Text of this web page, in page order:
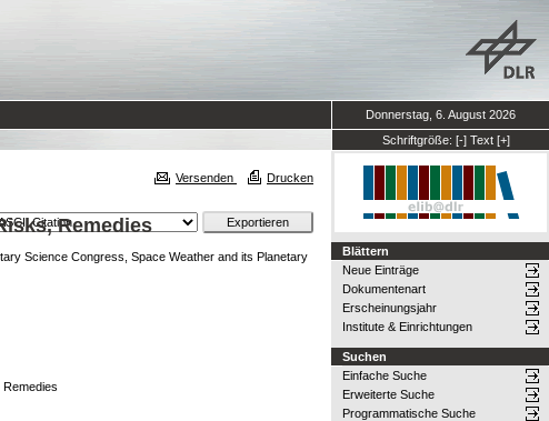
Donnerstag, 6. August 2026
Schriftgröße: [-] Text [+]
Versenden Drucken
Remedies
Science Congress, Space Weather and its Planetary
Blättern
Neue Einträge
Dokumentenart
Erscheinungsjahr
Institute & Einrichtungen
Suchen
Einfache Suche
Erweiterte Suche
Programmatische Suche